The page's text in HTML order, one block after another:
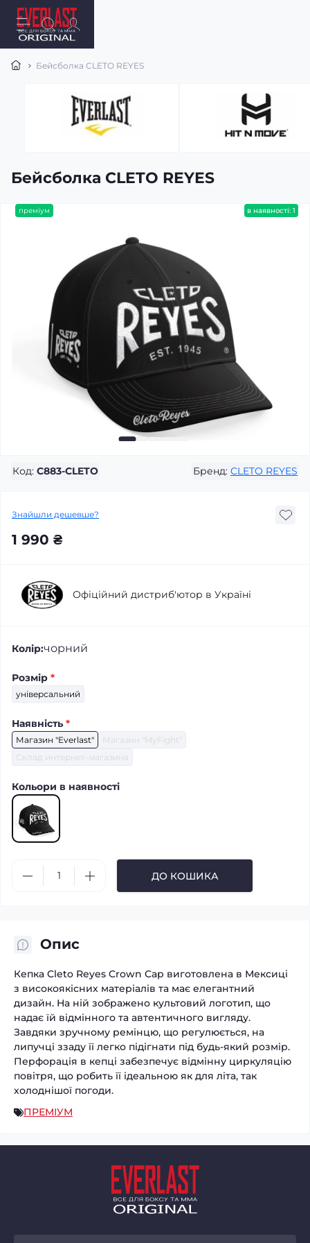
Бейсболка CLETO REYES
Бейсболка CLETO REYES
преміум в наявності: 1
Код: C883-CLETO Бренд: CLETO REYES
Знайшли дешевше?
1 990 ₴
Офіційний дистриб'ютор в Україні
Колір:чорний
Розмір *
універсальний
Наявність *
Магазин "Everlast"
Магазин "MyFight"
Склад интернет-магазина
Кольори в наявності
ДО КОШИКА
Опис
Кепка Cleto Reyes Crown Cap виготовлена ​​в Мексиці
з високоякісних матеріалів та має елегантний
дизайн. На ній зображено культовий логотип, що
надає їй відмінного та автентичного вигляду.
Завдяки зручному ремінцю, що регулюється, на
липучці ззаду її легко підігнати під будь-який розмір.
Перфорація в кепці забезпечує відмінну циркуляцію
повітря, що робить її ідеальною як для літа, так
холоднішої погоди.
ПРЕМІУМ